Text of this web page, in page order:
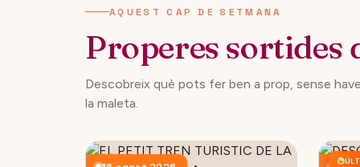
AQUEST CAP DE SETMANA
Properes sortides
Descobreix què pots fer ben a prop, sense
la maleta.